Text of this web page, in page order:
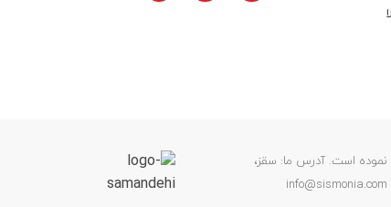
را افتتاح نموده است. آدرس ما: سقز،